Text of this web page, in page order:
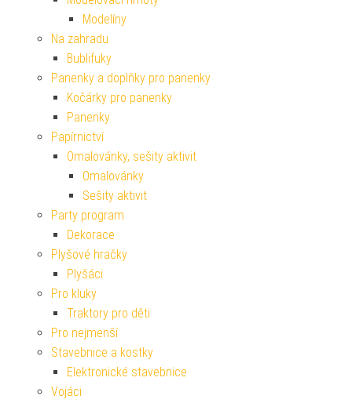
Modelíny
Na zahradu
Bublifuky
Panenky a doplňky pro panenky
Kočárky pro panenky
Panenky
Papírnictví
Omalovánky, sešity aktivit
Omalovánky
Sešity aktivit
Party program
Dekorace
Plyšové hračky
Plyšáci
Pro kluky
Traktory pro děti
Pro nejmenší
Stavebnice a kostky
Elektronické stavebnice
Vojáci